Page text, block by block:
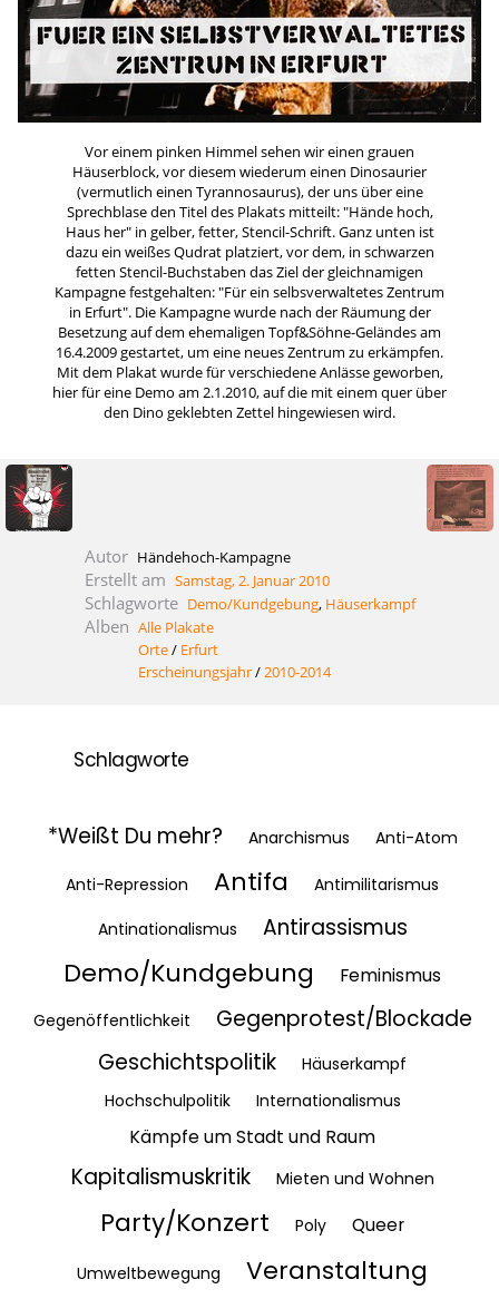
Vor einem pinken Himmel sehen wir einen grauen
Häuserblock, vor diesem wiederum einen Dinosaurier
(vermutlich einen Tyrannosaurus), der uns über eine
Sprechblase den Titel des Plakats mitteilt: "Hände hoch,
Haus her" in gelber, fetter, Stencil-Schrift. Ganz unten ist
dazu ein weißes Qudrat platziert, vor dem, in schwarzen
fetten Stencil-Buchstaben das Ziel der gleichnamigen
Kampagne festgehalten: "Für ein selbsverwaltetes Zentrum
in Erfurt". Die Kampagne wurde nach der Räumung der
Besetzung auf dem ehemaligen Topf&Söhne-Geländes am
16.4.2009 gestartet, um eine neues Zentrum zu erkämpfen.
Mit dem Plakat wurde für verschiedene Anlässe geworben,
hier für eine Demo am 2.1.2010, auf die mit einem quer über
den Dino geklebten Zettel hingewiesen wird.
Autor Händehoch-Kampagne
Erstellt am Samstag, 2. Januar 2010
Schlagworte Demo/Kundgebung, Häuserkampf
Alben Alle Plakate
Orte/ Erfurt
Erscheinungsjahr/2010-2014
Schlagworte
*Weißt Du mehr? Anarchismus Anti-Atom
Anti-Repression Antifa
Antimilitarismus
Antinationalismus
Antirassismus
Demo/Kundgebung Feminismus
Gegenöffentlichkeit
Gegenprotest/Blockade
Geschichtspolitik
Häuserkampf
Hochschulpolitik
Internationalismus
Kämpfe um Stadt und Raum
Kapitalismuskritik Mieten und Wohnen
Party/Konzert Poly Queer
Umweltbewegung Veranstaltung